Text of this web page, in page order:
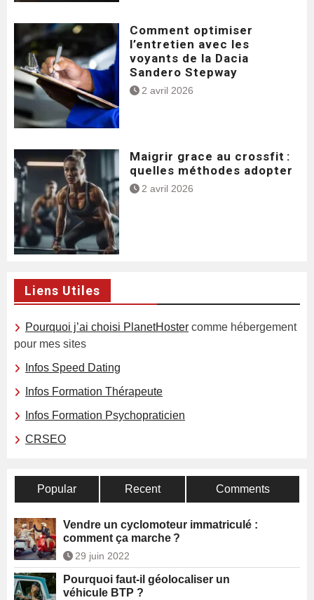
Comment optimiser
l’entretien avec les
voyants de la Dacia
Sandero Stepway
2 avril 2026
Maigrir grace au crossfit :
quelles méthodes adopter
2 avril 2026
Liens Utiles
Pourquoi j’ai choisi PlanetHoster comme hébergement
pour mes sites
Infos Speed Dating
Infos Formation Thérapeute
Infos Formation Psychopraticien
CRSEO
Popular Recent Comments
Vendre un cyclomoteur immatriculé :
comment ça marche ?
29 juin 2022
Pourquoi faut-il géolocaliser un
véhicule BTP ?